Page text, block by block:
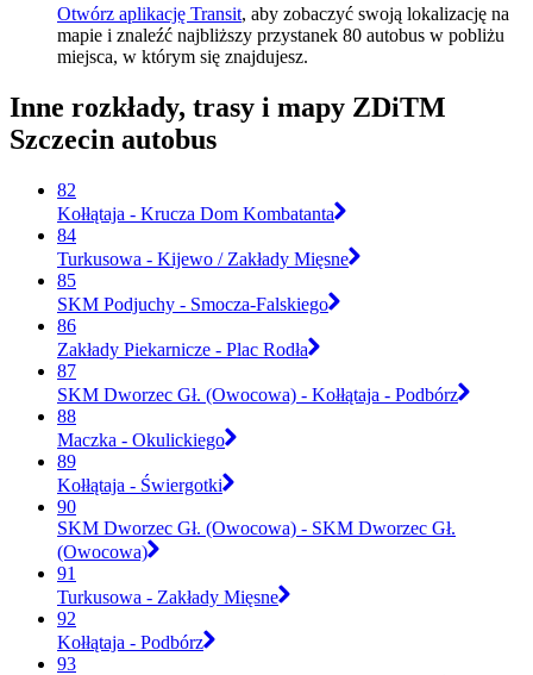
Otwórz aplikację Transit, aby zobaczyć swoją lokalizację na
mapie i znaleźć najbliższy przystanek 80 autobus w pobliżu
miejsca, w którym się znajdujesz.
Inne rozkłady, trasy i mapy ZDiTM
Szczecin autobus
82
Kołłątaja - Krucza Dom Kombatanta
84
Turkusowa - Kijewo / Zakłady Mięsne
85
SKM Podjuchy - Smocza-Falskiego
86
Zakłady Piekarnicze - Plac Rodła
87
SKM Dworzec Gł. (Owocowa) - Kołłątaja - Podbórz
88
Maczka - Okulickiego
89
Kołłątaja - Świergotki
90
SKM Dworzec Gł. (Owocowa) - SKM Dworzec Gł.
(Owocowa)
91
Turkusowa - Zakłady Mięsne
92
Kołłątaja - Podbórz
93